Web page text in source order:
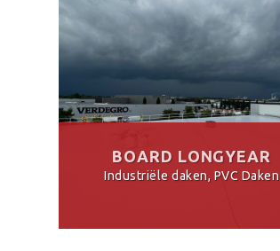
BOARD LONGYEAR
Industriële daken, PVC Daken